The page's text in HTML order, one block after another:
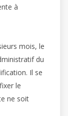
à
mois, le
du
Il se
le
ne soit